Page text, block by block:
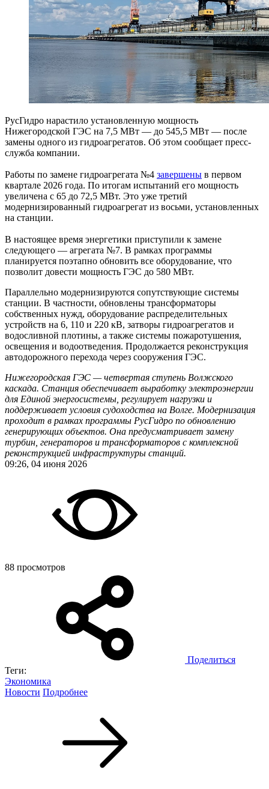
РусГидро нарастило установленную мощность
Нижегородской ГЭС на 7,5 МВт — до 545,5 МВт — после
замены одного из гидроагрегатов. Об этом сообщает пресс-
служба компании.
Работы по замене гидроагрегата №4 завершены в первом
квартале 2026 года. По итогам испытаний его мощность
увеличена с 65 до 72,5 МВт. Это уже третий
модернизированный гидроагрегат из восьми, установленных
на станции.
В настоящее время энергетики приступили к замене
следующего — агрегата №7. В рамках программы
планируется поэтапно обновить все оборудование, что
позволит довести мощность ГЭС до 580 МВт.
Параллельно модернизируются сопутствующие системы
станции. В частности, обновлены трансформаторы
собственных нужд, оборудование распределительных
устройств на 6, 110 и 220 кВ, затворы гидроагрегатов и
водосливной плотины, а также системы пожаротушения,
освещения и водоотведения. Продолжается реконструкция
автодорожного перехода через сооружения ГЭС.
Нижегородская ГЭС — четвертая ступень Волжского
каскада. Станция обеспечивает выработку электроэнергии
для Единой энергосистемы, регулирует нагрузки и
поддерживает условия судоходства на Волге. Модернизация
проходит в рамках программы РусГидро по обновлению
генерирующих объектов. Она предусматривает замену
турбин, генераторов и трансформаторов с комплексной
реконструкцией инфраструктуры станций.
09:26, 04 июня 2026
88 просмотров
Поделиться
Теги:
Экономика
Новости Подробнее